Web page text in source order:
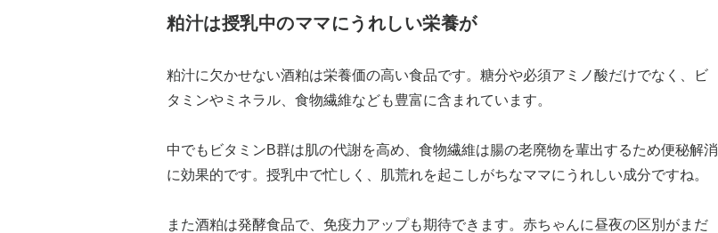
粕汁は授乳中のママにうれしい栄養が
粕汁に欠かせない酒粕は栄養価の高い食品です。糖分や必須アミノ酸だけでなく、ビ
タミンやミネラル、食物繊維なども豊富に含まれています。
中でもビタミンB群は肌の代謝を高め、食物繊維は腸の老廃物を輩出するため便秘解消
に効果的です。授乳中で忙しく、肌荒れを起こしがちなママにうれしい成分ですね。
また酒粕は発酵食品で、免疫力アップも期待できます。赤ちゃんに昼夜の区別がまだ